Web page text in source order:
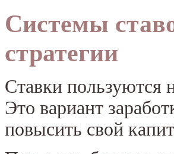
Системы
стратегии
Ставки пользуются
Это вариант
повысить свой